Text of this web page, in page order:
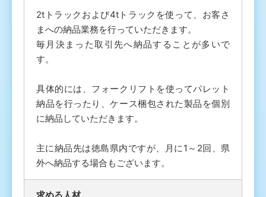
2tトラックおよび4tトラックを使って、お客さ
まへの納品業務を行っていただきます。
毎月決まった取引先へ納品することが多いで
す。
具体的には、フォークリフトを使ってパレット
納品を行ったり、ケース梱包された製品を個別
に納品していただきます。
主に納品先は徳島県内ですが、月に1～2回、県
外へ納品する場合もございます。